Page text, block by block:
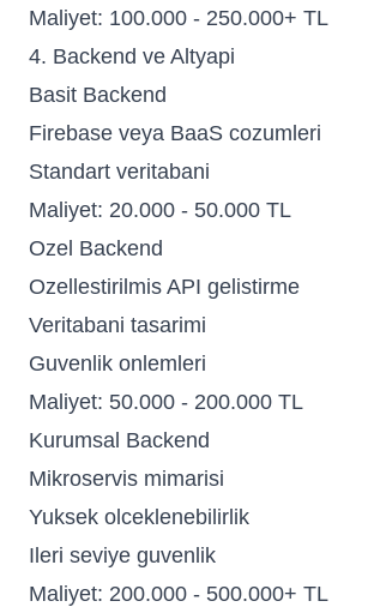
Maliyet: 100.000 - 250.000+ TL
4. Backend ve Altyapi
Basit Backend
Firebase veya BaaS cozumleri
Standart veritabani
Maliyet: 20.000 - 50.000 TL
Ozel Backend
Ozellestirilmis API gelistirme
Veritabani tasarimi
Guvenlik onlemleri
Maliyet: 50.000 - 200.000 TL
Kurumsal Backend
Mikroservis mimarisi
Yuksek olceklenebilirlik
Ileri seviye guvenlik
Maliyet: 200.000 - 500.000+ TL